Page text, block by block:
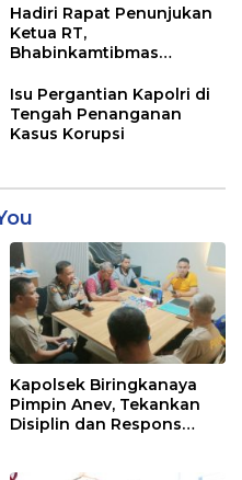
Hadiri Rapat Penunjukan
Ketua RT,
Bhabinkamtibmas
Pentingnya Sinergi
dengan Warga
Isu Pergantian Kapolri di
Tengah Penanganan
Kasus Korupsi
Kapolsek Biringkanaya
Pimpin Anev, Tekankan
Disiplin dan Respons